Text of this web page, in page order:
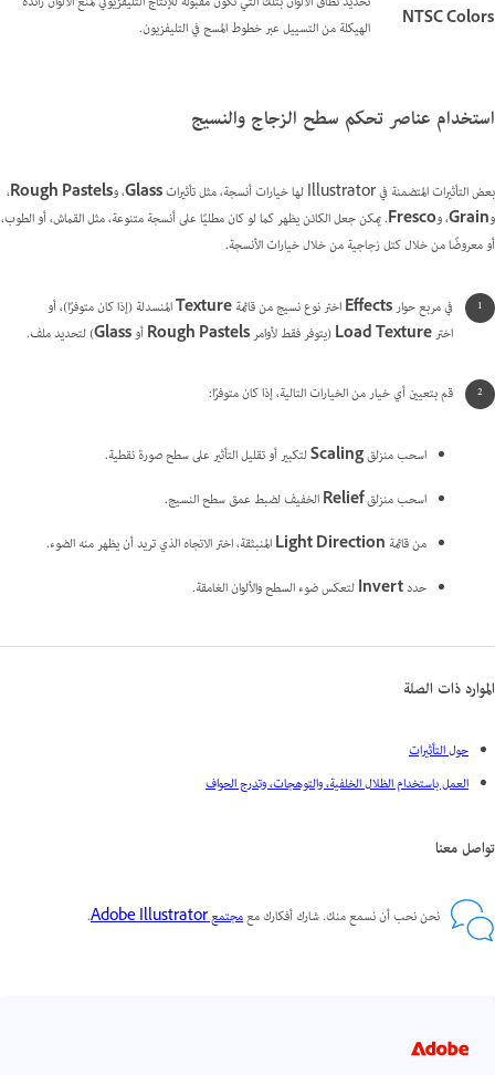
NTSC Colors
الهيكلة من التسييل عبر خطوط المسح في التليفزيون.
استخدام عناصر تحكم سطح الزجاج والنسيج
بعض التأثيرات المتضمنة في Illustrator لها خيارات أنسجة، مثل تأثيرات Glass، وRough Pastels،
وGrain، وFresco. يمكن جعل الكائن يظهر كما لو كان مطليًا على أنسجة متنوعة، مثل القماش، أو الطوب،
أو معروضًا من خلال كتل زجاجية من خلال خيارات الأنسجة.
في مربع حوارEffectsاختر نوع نسيج من قائمةTextureالمنسدلة (إذا كان متوفرًا)، أو
اخترLoad Texture(يتوفر فقط لأوامرRough PastelsأوGlass) لتحديد ملف.
قم بتعيين أي خيار من الخيارات التالية، إذا كان متوفرًا:
اسحب منزلقScalingلتكبير أو تقليل التأثير على سطح صورة نقطية.
اسحب منزلقReliefالخفيف لضبط عمق سطح النسيج.
من قائمةLight Directionالمنبثقة، اختر الاتجاه الذي تريد أن يظهر منه الضوء.
حددInvertلتعكس ضوء السطح والألوان الغامقة.
الموارد ذات الصلة
حول التأثيرات
العمل باستخدام الظلال الخلفية، والتوهجات، وتدرج الحواف
تواصل معنا
نحن نحب أن نسمع منك. شارك أفكارك معمجتمع Adobe Illustrator .